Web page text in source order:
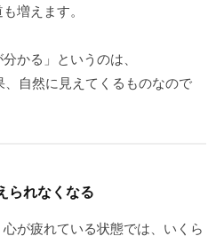
増えます。
かる」というのは、
自然に見えてくるものなので
られなくなる
が疲れている状態では、いくら